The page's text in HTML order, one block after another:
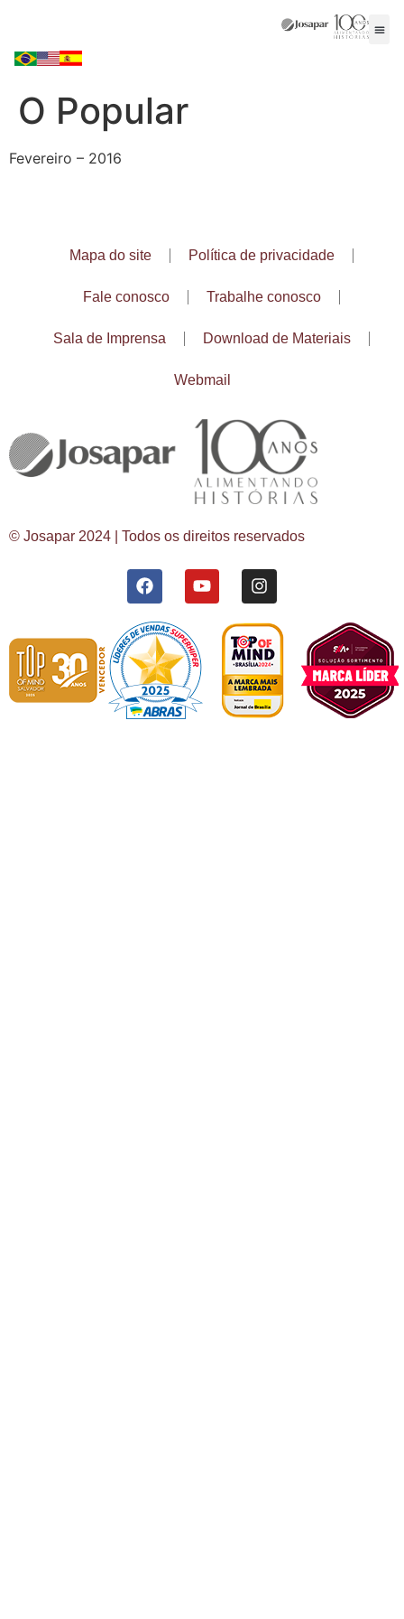
O Popular
Fevereiro – 2016
Mapa do site Política de privacidade
Fale conosco Trabalhe conosco
Sala de Imprensa Download de Materiais
Webmail
© Josapar 2024 | Todos os direitos reservados